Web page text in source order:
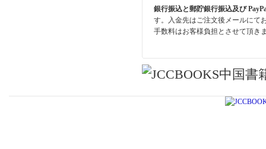
銀行振込と郵貯銀行振込及び
す。入金先はご注文後メールにて
手数料はお客様負担とさせて頂き